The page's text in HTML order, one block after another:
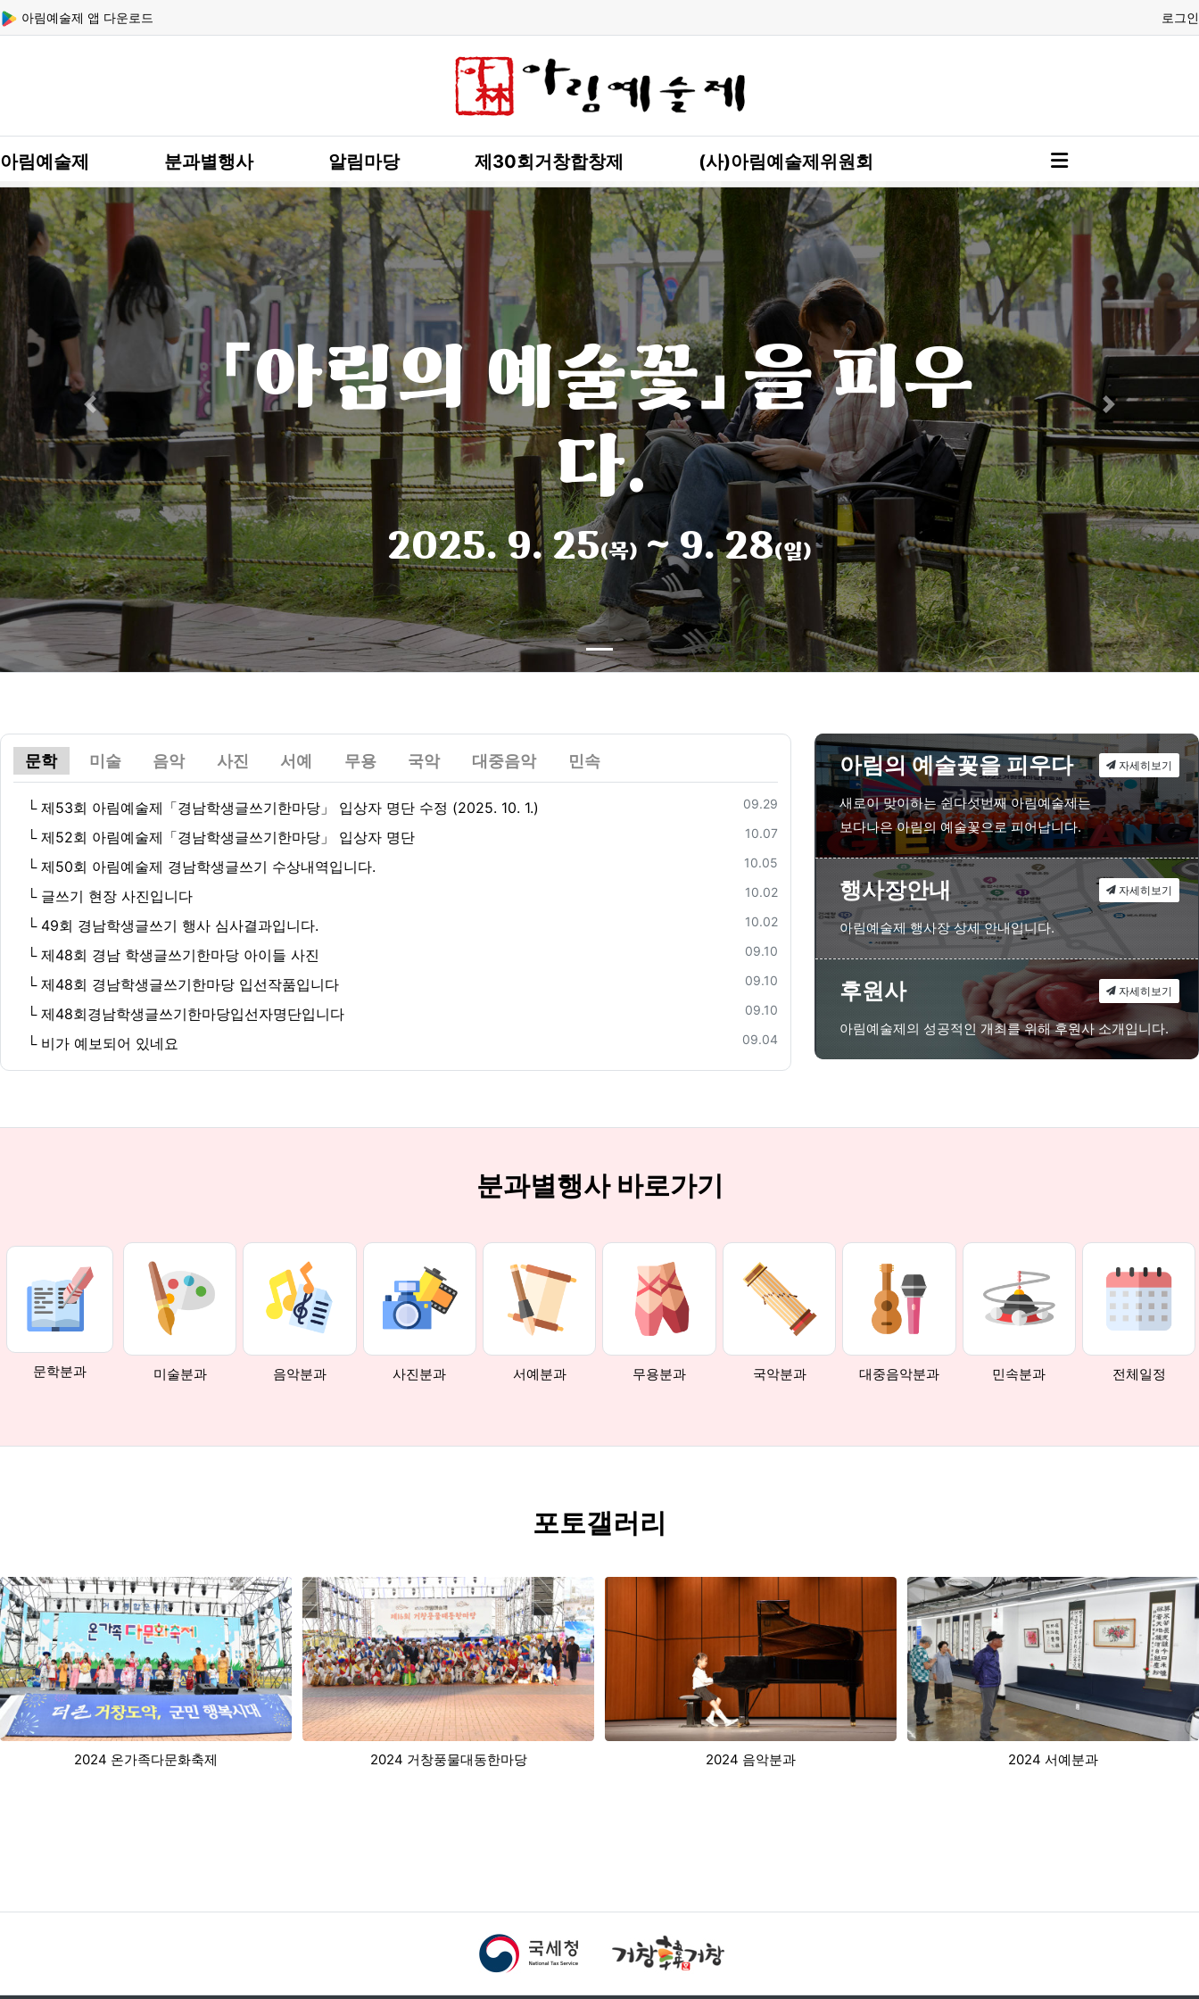
상단 네비 로그인
아림예술제 앱 다운로드
메인 메뉴
아림예술제 분과별행사 알림마당 제30회거창합창제 (사)아림예술제위원회
「아림의 예술꽃」 을 피우
다.
2025. 9. 25(목)~ 9. 28(일)
Previous Next
문학 미술 음악 사진 서예 무용 국악 대중음악 민속
등록일
09.29
└ 제53회 아림예술제「경남학생글쓰기한마당」 입상자 명단 수정 (2025. 10. 1.)
등록일
10.07
└ 제52회 아림예술제「경남학생글쓰기한마당」 입상자 명단
등록일
10.05
└ 제50회 아림예술제 경남학생글쓰기 수상내역입니다.
등록일
10.02
└ 글쓰기 현장 사진입니다
등록일
10.02
└ 49회 경남학생글쓰기 행사 심사결과입니다.
등록일
09.10
└ 제48회 경남 학생글쓰기한마당 아이들 사진
등록일
09.10
└ 제48회 경남학생글쓰기한마당 입선작품입니다
등록일
09.10
└ 제48회경남학생글쓰기한마당입선자명단입니다
등록일
09.04
└ 비가 예보되어 있네요
자세히보기
자세히보기
자세히보기
자세히보기
자세히보기
자세히보기
자세히보기
자세히보기
자세히보기아림의 예술꽃을 피우다
새로이 맞이하는 쉰다섯번째 아림예술제는
보다나은 아림의 예술꽃으로 피어납니다.
자세히보기
행사장안내
아림예술제 행사장 상세 안내입니다.
자세히보기
후원사
아림예술제의 성공적인 개최를 위해 후원사 소개입니다.
자세히보기
분과별행사 바로가기
문학분과 미술분과 음악분과 사진분과 서예분과 무용분과 국악분과 대중음악분과 민속분과 전체일정
포토갤러리
2024 거창풍물대동한마당 2024 음악분과 2024 서예분과 2024 국악분과